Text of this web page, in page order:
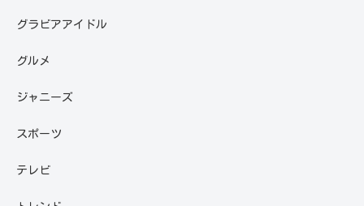
グラビアアイドル
グルメ
ジャニーズ
スポーツ
テレビ